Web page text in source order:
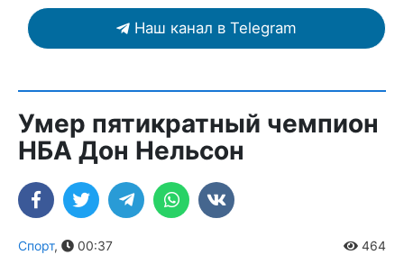
Наш канал в Telegram
Умер пятикратный чемпион
НБА Дон Нельсон
Спорт, 00:37 464